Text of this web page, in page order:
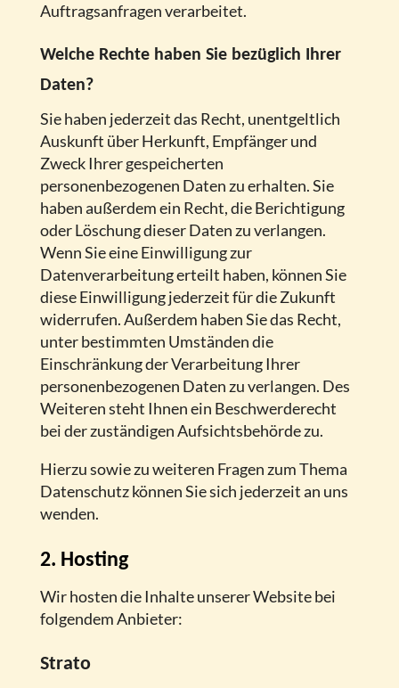
Auftragsanfragen verarbeitet.
Welche Rechte haben Sie bezüglich Ihrer
Daten?
Sie haben jederzeit das Recht, unentgeltlich
Auskunft über Herkunft, Empfänger und
Zweck Ihrer gespeicherten
personenbezogenen Daten zu erhalten. Sie
haben außerdem ein Recht, die Berichtigung
oder Löschung dieser Daten zu verlangen.
Wenn Sie eine Einwilligung zur
Datenverarbeitung erteilt haben, können Sie
diese Einwilligung jederzeit für die Zukunft
widerrufen. Außerdem haben Sie das Recht,
unter bestimmten Umständen die
Einschränkung der Verarbeitung Ihrer
personenbezogenen Daten zu verlangen. Des
Weiteren steht Ihnen ein Beschwerderecht
bei der zuständigen Aufsichtsbehörde zu.
Hierzu sowie zu weiteren Fragen zum Thema
Datenschutz können Sie sich jederzeit an uns
wenden.
2. Hosting
Wir hosten die Inhalte unserer Website bei
folgendem Anbieter:
Strato